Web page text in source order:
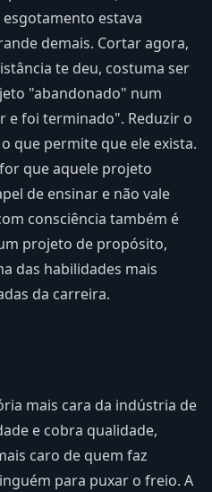
estava
demais. Cortar agora,
te deu, costuma ser
"abandonado" num
e foi terminado". Reduzir o
que permite que ele exista.
que aquele projeto
de ensinar e não vale
consciência também é
projeto de propósito,
das habilidades mais
da carreira.
mais cara da indústria de
e cobra qualidade,
caro de quem faz
para puxar o freio. A